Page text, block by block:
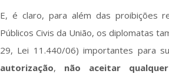
E, é claro, para além das proibições
Públicos Civis da União, os diplomatas
29, Lei 11.440/06) importantes para
autorização, não aceitar